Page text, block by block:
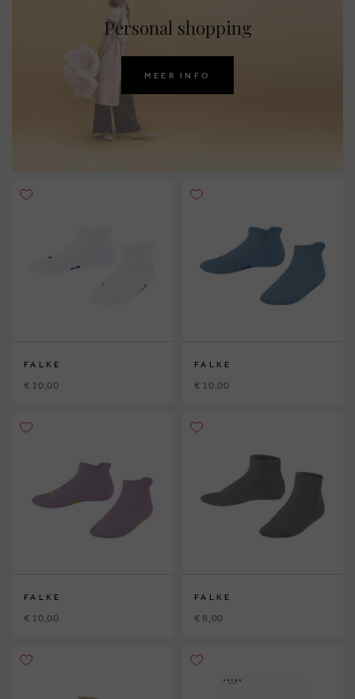
Personal shopping
MEER INFO
FALKE
€ 10,00
FALKE
€ 10,00
FALKE
€ 10,00
FALKE
€ 8,00